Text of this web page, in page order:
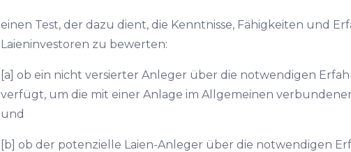
einen Test, der dazu dient, die Kenntnisse, Fähigkeiten und
Laieninvestoren zu bewerten:
[a] ob ein nicht versierter Anleger über die notwendigen
verfügt, um die mit einer Anlage im Allgemeinen
und
[b] ob der potenzielle Laien-Anleger über die notwendigen